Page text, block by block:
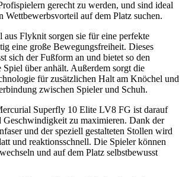
gerecht zu werden, und sind ideal
Wettbewerbsvorteil auf dem Platz suchen.
aus Flyknit sorgen sie für eine perfekte
eine große Bewegungsfreiheit. Dieses
sich der Fußform an und bietet so den
über anhält. Außerdem sorgt die
für zusätzlichen Halt am Knöchel und
zwischen Spieler und Schuh.
Superfly 10 Elite LV8 FG ist darauf
Geschwindigkeit zu maximieren. Dank der
und der speziell gestalteten Stollen wird
und reaktionsschnell. Die Spieler können
und auf dem Platz selbstbewusst